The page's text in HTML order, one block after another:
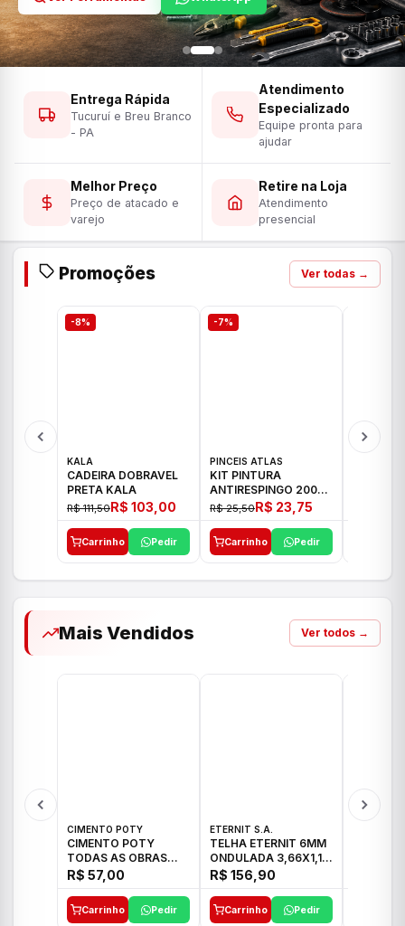
Entrega Rápida
Tucuruí e Breu Branco
- PA
Atendimento
Especializado
Equipe pronta para
ajudar
Melhor Preço
Preço de atacado e
varejo
Retire na Loja
Atendimento
presencial
Promoções Ver todas →
-8%
KALA
CADEIRA DOBRAVEL
PRETA KALA
R$ 111,50R$ 103,00
Carrinho Pedir
-7%
PINCEIS ATLAS
KIT PINTURA
ANTIRESPINGO 2003
ATLAS 03 PCS
R$ 25,50R$ 23,75
Carrinho Pedir
Mais Vendidos Ver todos →
CIMENTO POTY
CIMENTO POTY
TODAS AS OBRAS
50KG CP-II F/32
R$ 57,00
Carrinho Pedir
ETERNIT S.A.
TELHA ETERNIT 6MM
ONDULADA 3,66X1,10
48,80KG
R$ 156,90
Carrinho Pedir